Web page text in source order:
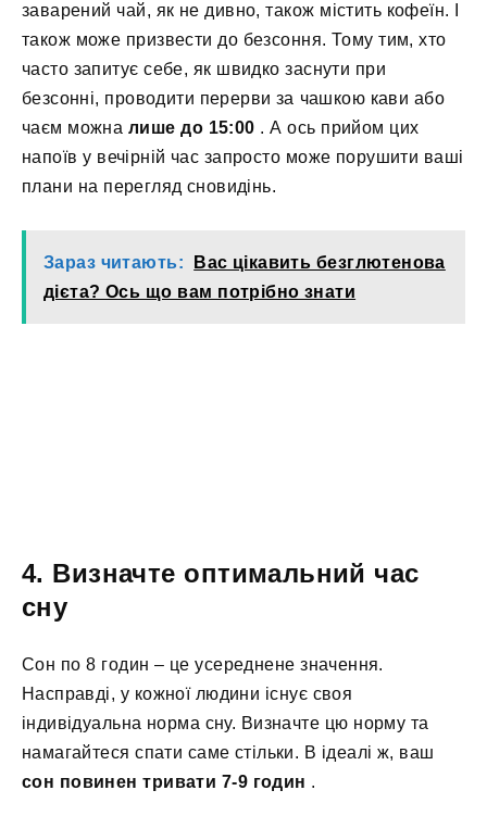
заварений чай, як не дивно, також містить кофеїн. І
також може призвести до безсоння. Тому тим, хто
часто запитує себе, як швидко заснути при
безсонні, проводити перерви за чашкою кави або
чаєм можна лише до 15:00 . А ось прийом цих
напоїв у вечірній час запросто може порушити ваші
плани на перегляд сновидінь.
Зараз читають:
Вас цікавить безглютенова
дієта? Ось що вам потрібно знати
4. Визначте оптимальний час
сну
Сон по 8 годин – це усереднене значення.
Насправді, у кожної людини існує своя
індивідуальна норма сну. Визначте цю норму та
намагайтеся спати саме стільки. В ідеалі ж, ваш
сон повинен тривати 7-9 годин .